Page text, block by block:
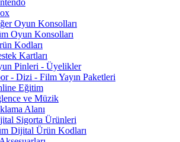
Oyun Konsolları
Oyun Konsolları
Kodları
Kartları
Pinleri - Üyelikler
- Dizi - Film Yayın Paketleri
Eğitim
ve Müzik
Alanı
Sigorta Ürünleri
Dijital Ürün Kodları